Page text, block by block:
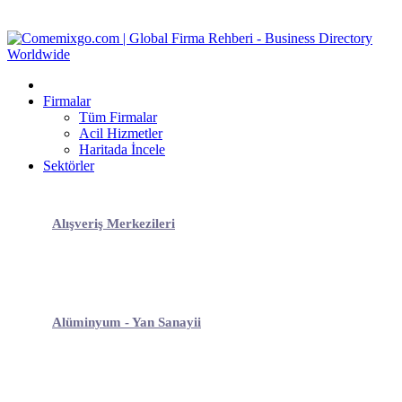
Firmalar
Tüm Firmalar
Acil Hizmetler
Haritada İncele
Sektörler
Alışveriş Merkezileri
Alüminyum - Yan Sanayii